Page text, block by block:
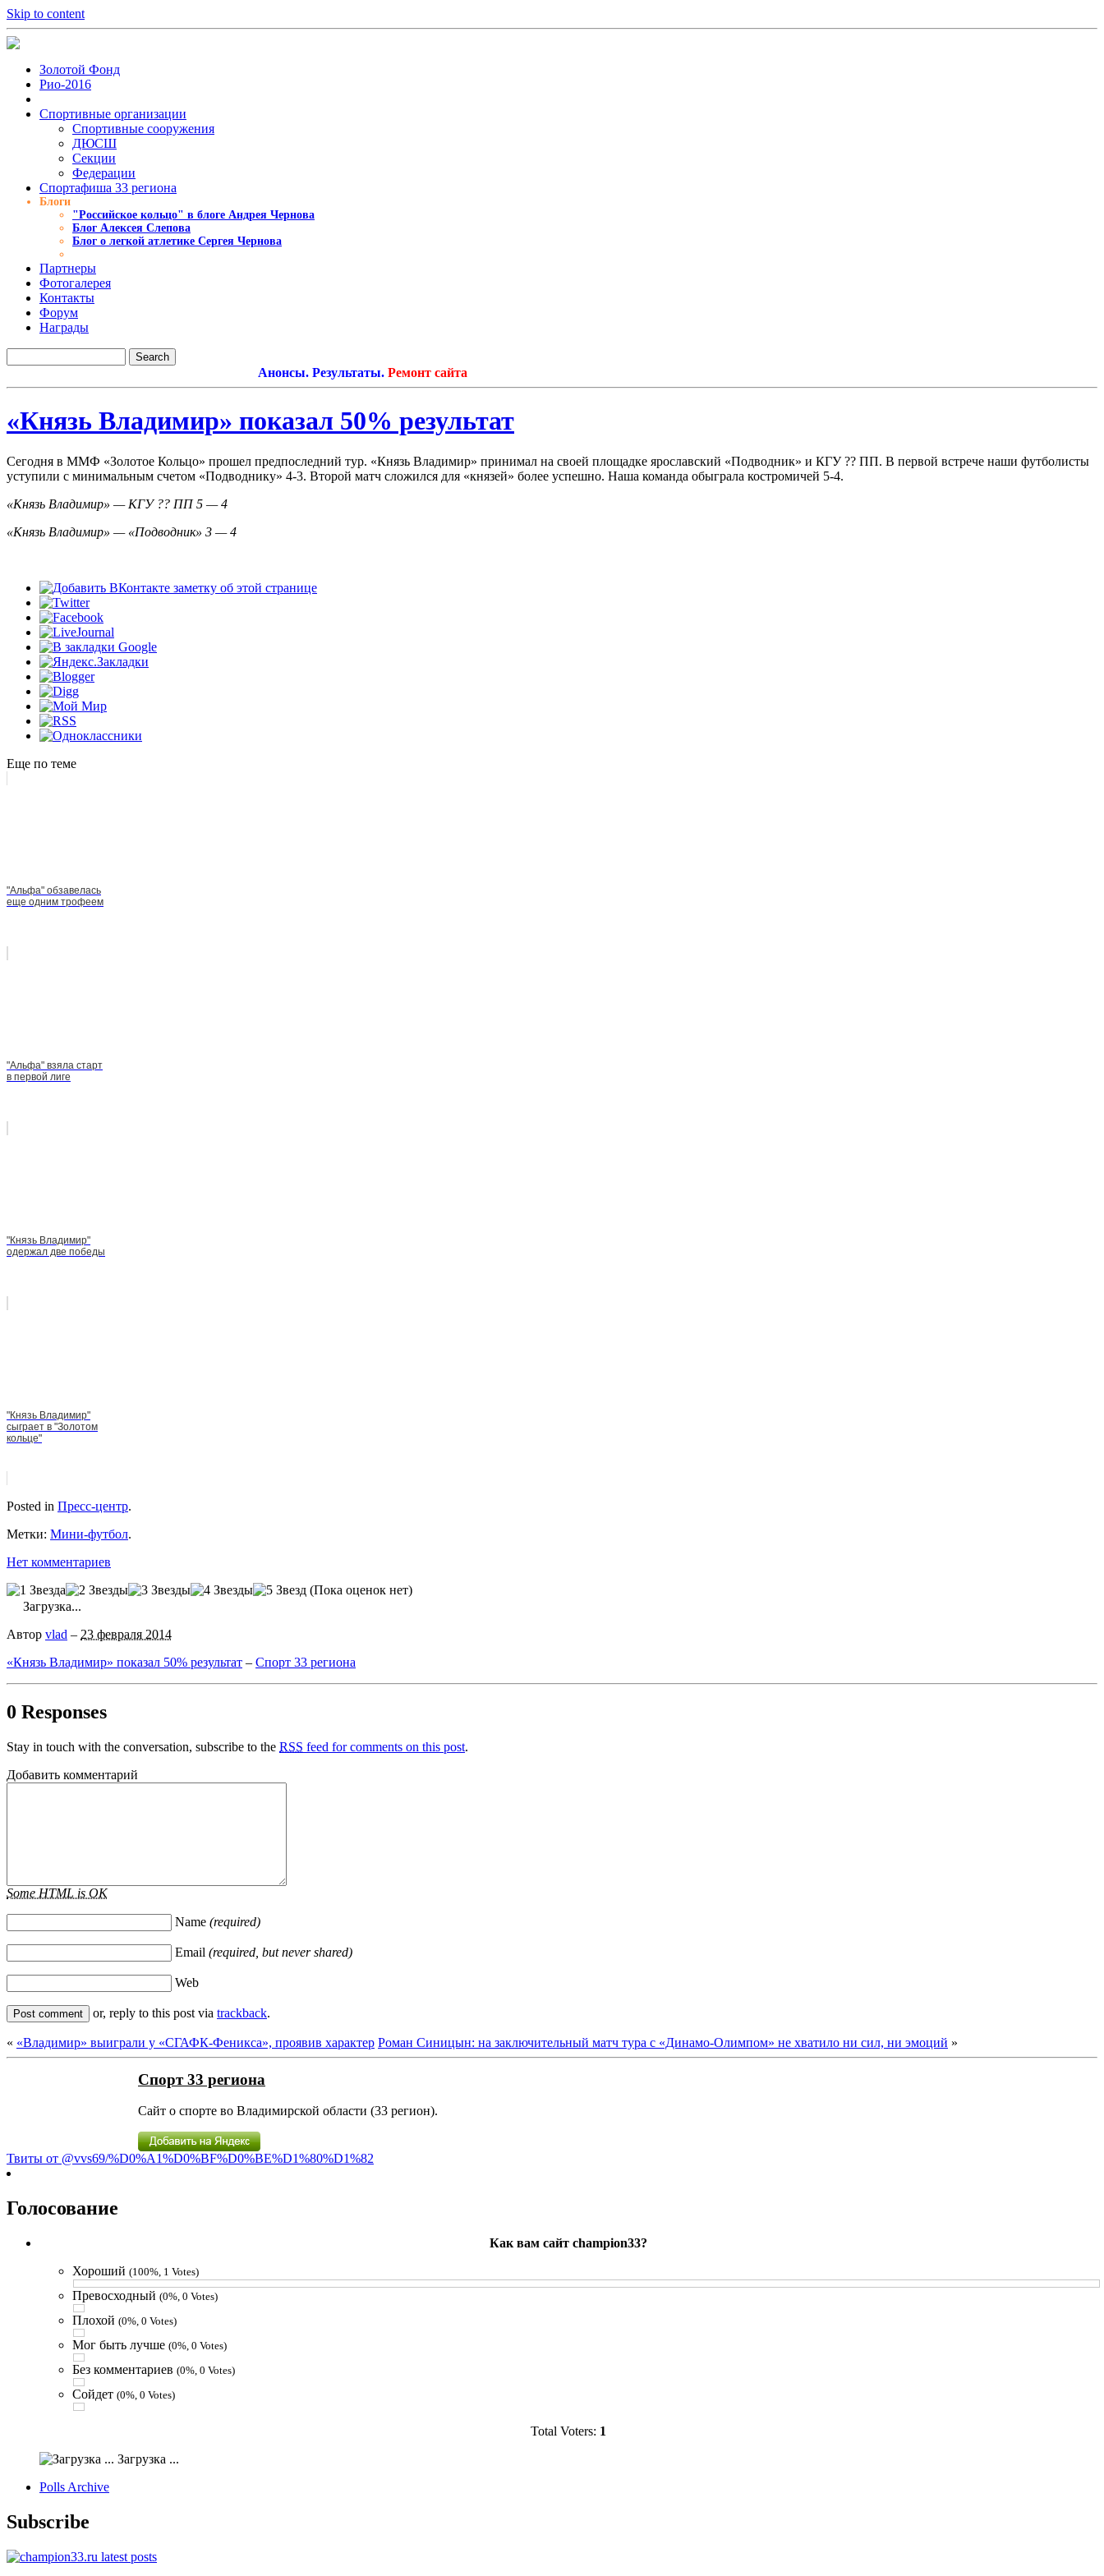
Skip to content
Золотой Фонд
Рио-2016
Спортивные организации
Cпортивные сооружения
ДЮСШ
Секции
Федерации
Спортафиша 33 региона
Блоги
"Российское кольцо" в блоге Андрея Чернова
Блог Алексея Слепова
Блог о легкой атлетике Сергея Чернова
Партнеры
Фотогалерея
Контакты
Форум
Награды
Анонсы. Результаты.Ремонт сайта
«Князь Владимир» показал 50% результат
Сегодня в ММФ «Золотое Кольцо» прошел предпоследний тур. «Князь Владимир» принимал на своей площадке ярославский «Подводник» и КГУ ?? ПП. В первой встрече наши футболисты
уступили с минимальным счетом «Подводнику» 4-3. Второй матч сложился для «князей» более успешно. Наша команда обыграла костромичей 5-4.
«Князь Владимир» — КГУ ?? ПП 5 — 4
«Князь Владимир» — «Подводник» 3 — 4
Еще по теме
"Альфа" обзавелась
еще одним трофеем
"Альфа" взяла старт
в первой лиге
"Князь Владимир"
одержал две победы
"Князь Владимир"
сыграет в "Золотом
кольце"
Posted in Пресс-центр.
Метки: Мини-футбол.
Нет комментариев
(Пока оценок нет)
Загрузка...
Автор vlad – 23 февраля 2014
«Князь Владимир» показал 50% результат – Спорт 33 региона
0 Responses
Stay in touch with the conversation, subscribe to the RSS feed for comments on this post.
Добавить комментарий
Some HTML is OK
Name (required)
Email (required, but never shared)
Web
or, reply to this post via trackback.
« «Владимир» выиграли у «СГАФК-Феникса», проявив характер Роман Синицын: на заключительный матч тура с «Динамо-Олимпом» не хватило ни сил, ни эмоций »
Спорт 33 региона
Сайт о спорте во Владимирской области (33 регион).
Твиты от @vvs69/%D0%A1%D0%BF%D0%BE%D1%80%D1%82
Голосование
Как вам сайт champion33?
Хороший (100%, 1 Votes)
Превосходный (0%, 0 Votes)
Плохой (0%, 0 Votes)
Мог быть лучше (0%, 0 Votes)
Без комментариев (0%, 0 Votes)
Сойдет (0%, 0 Votes)
Total Voters: 1
Загрузка ...
Polls Archive
Subscribe